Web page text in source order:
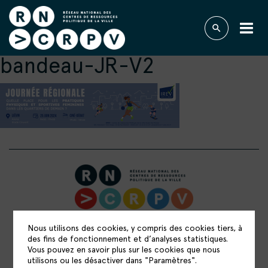
bandeau-JR-V2
RÉSEAU NATIONAL DES CENTRES DE
RESSOURCES POLITIQUE DE LA VILLE
15 rue Catulienne
Nous utilisons des cookies, y compris des cookies tiers, à
des fins de fonctionnement et d’analyses statistiques.
Vous pouvez en savoir plus sur les cookies que nous
utilisons ou les désactiver dans "Paramètres".